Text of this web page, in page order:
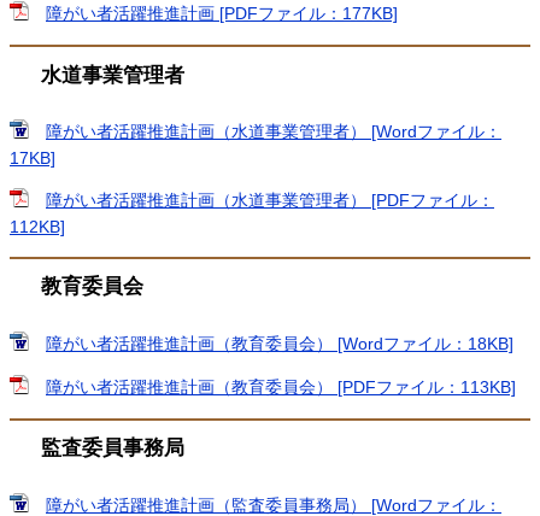
障がい者活躍推進計画 [PDFファイル：177KB]
水道事業管理者
障がい者活躍推進計画（水道事業管理者） [Wordファイル：
17KB]
障がい者活躍推進計画（水道事業管理者） [PDFファイル：
112KB]
教育委員会
障がい者活躍推進計画（教育委員会） [Wordファイル：18KB]
障がい者活躍推進計画（教育委員会） [PDFファイル：113KB]
監査委員事務局
障がい者活躍推進計画（監査委員事務局） [Wordファイル：